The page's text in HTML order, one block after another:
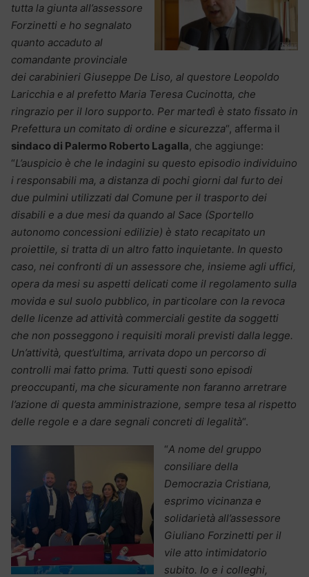
tutta la giunta all’assessore
Forzinetti e ho segnalato
quanto accaduto al
comandante provinciale
dei carabinieri Giuseppe De Liso, al questore Leopoldo
Laricchia e al prefetto Maria Teresa Cucinotta, che
ringrazio per il loro supporto. Per martedì è stato fissato in
Prefettura un comitato di ordine e sicurezza“, afferma il
sindaco di Palermo Roberto Lagalla, che aggiunge:
“L’auspicio è che le indagini su questo episodio individuino
i responsabili ma, a distanza di pochi giorni dal furto dei
due pulmini utilizzati dal Comune per il trasporto dei
disabili e a due mesi da quando al Sace (Sportello
autonomo concessioni edilizie) è stato recapitato un
proiettile, si tratta di un altro fatto inquietante. In questo
caso, nei confronti di un assessore che, insieme agli uffici,
opera da mesi su aspetti delicati come il regolamento sulla
movida e sul suolo pubblico, in particolare con la revoca
delle licenze ad attività commerciali gestite da soggetti
che non posseggono i requisiti morali previsti dalla legge.
Un’attività, quest’ultima, arrivata dopo un percorso di
controlli mai fatto prima. Tutti questi sono episodi
preoccupanti, ma che sicuramente non faranno arretrare
l’azione di questa amministrazione, sempre tesa al rispetto
delle regole e a dare segnali concreti di legalità“.
“A nome del gruppo
consiliare della
Democrazia Cristiana,
esprimo vicinanza e
solidarietà all’assessore
Giuliano Forzinetti per il
vile atto intimidatorio
subito. Io e i colleghi,